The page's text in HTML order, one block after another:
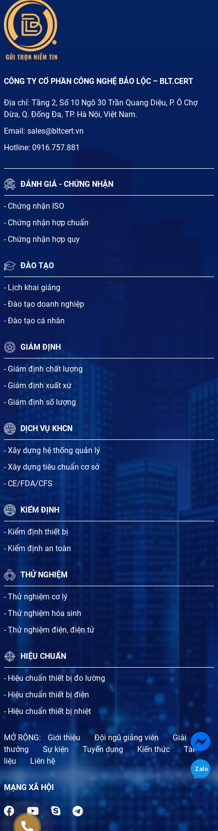
CÔNG TY CỔ PHẦN CÔNG NGHỆ BẢO LỘC – BLT.CERT
Địa chỉ: Tầng 2, Số 10 Ngõ 30 Trần Quang Diệu, P. Ô Chợ
Dừa, Q. Đống Đa, TP. Hà Nội, Việt Nam.
Email: sales@bltcert.vn
Hotline: 0916.757.881
ĐÁNH GIÁ - CHỨNG NHẬN
- Chứng nhận ISO
- Chứng nhận hợp chuẩn
- Chứng nhận hợp quy
ĐÀO TẠO
- Lịch khai giảng
- Đào tạo doanh nghiệp
- Đào tạo cá nhân
GIÁM ĐỊNH
- Giám định chất lượng
- Giám định xuất xứ
- Giám định số lượng
DỊCH VỤ KHCN
- Xây dựng hệ thống quản lý
- Xây dựng tiêu chuẩn cơ sở
- CE/FDA/CFS
KIỂM ĐỊNH
- Kiểm định thiết bị
- Kiểm định an toàn
THỬ NGHIỆM
- Thử nghiệm cơ lý
- Thử nghiệm hóa sinh
- Thử nghiệm điện, điện tử
HIỆU CHUẨN
- Hiệu chuẩn thiết bị đo lường
- Hiệu chuẩn thiết bị điện
- Hiệu chuẩn thiết bị nhiệt
MỞ RỘNG: Giới thiệu Đội ngũ giảng viên
Giải
thưởng
Sự kiện Tuyến dụng Kiến thức
Tài
liệu
Liên hệ
MẠNG XÃ HỘI